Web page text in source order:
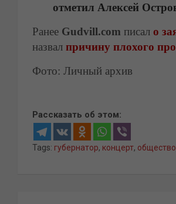
отметил Алексей
Ранее Gudvill.com писал о
назвал причину плохого
Фото: Личный архив
Рассказать об этом:
Tags: губернатор, концерт, общество